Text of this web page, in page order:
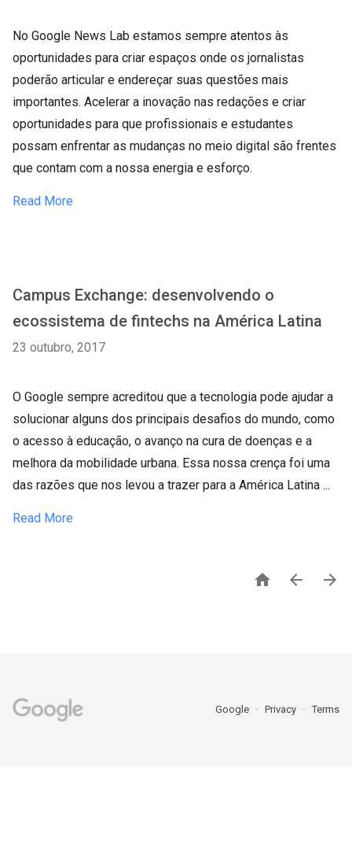
No Google News Lab estamos sempre atentos às
oportunidades para criar espaços onde os jornalistas
poderão articular e endereçar suas questões mais
importantes. Acelerar a inovação nas redações e criar
oportunidades para que profissionais e estudantes
possam enfrentar as mudanças no meio digital são frentes
que contam com a nossa energia e esforço.
Read More
Campus Exchange: desenvolvendo o
ecossistema de fintechs na América Latina
23 outubro, 2017
O Google sempre acreditou que a tecnologia pode ajudar a
solucionar alguns dos principais desafios do mundo, como
o acesso à educação, o avanço na cura de doenças e a
melhora da mobilidade urbana. Essa nossa crença foi uma
das razões que nos levou a trazer para a América Latina ...
Read More
  
Google Privacy Terms